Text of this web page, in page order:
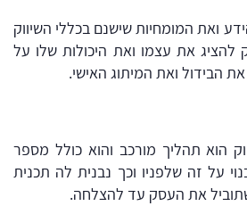
ואת המומחיות שישנם בכללי השיווק
להציג את עצמו ואת היכולות שלו על
הבידול ואת המיתוג האישי.
הוא תהליך מורכב והוא כולל מספר
על זה שלפניו וכך נבנית לה תכנית
שתוביל את העסק עד להצלחה.